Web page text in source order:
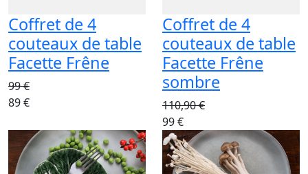
Coffret de 4
couteaux de table
Facette Frêne
99 €
89 €
Coffret de 4
couteaux de table
Facette Frêne
sombre
110,90 €
99 €